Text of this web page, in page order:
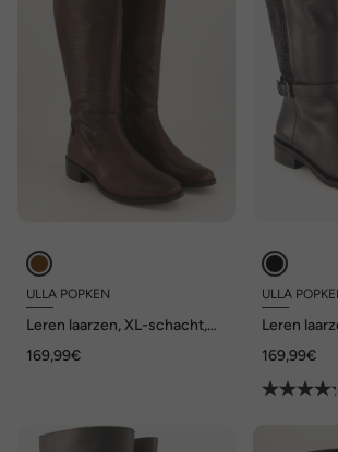
ULLA POPKEN
Leren laarzen, XL-schacht,
H
169,99€
ULLA
Leren
169,99€